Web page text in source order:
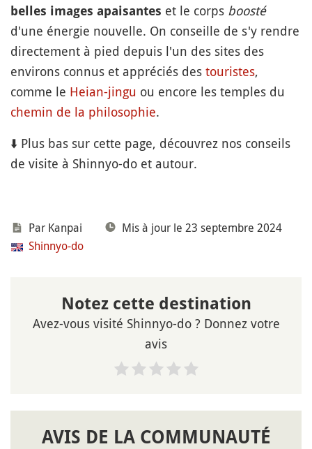
belles images apaisantes et le corps boosté
d'une énergie nouvelle. On conseille de s'y rendre
directement à pied depuis l'un des sites des
environs connus et appréciés des touristes,
comme le Heian-jingu ou encore les temples du
chemin de la philosophie.
⬇️ Plus bas sur cette page, découvrez nos conseils
de visite à Shinnyo-do et autour.
Par Kanpai
Mis à jour le 23 septembre 2024
Shinnyo-do
Notez cette destination
Avez-vous visité Shinnyo-do ? Donnez votre
avis
AVIS DE LA COMMUNAUTÉ